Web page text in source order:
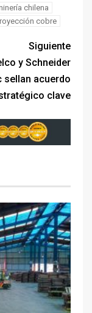
chilena
cobre
Siguiente
y Schneider
sellan acuerdo
clave